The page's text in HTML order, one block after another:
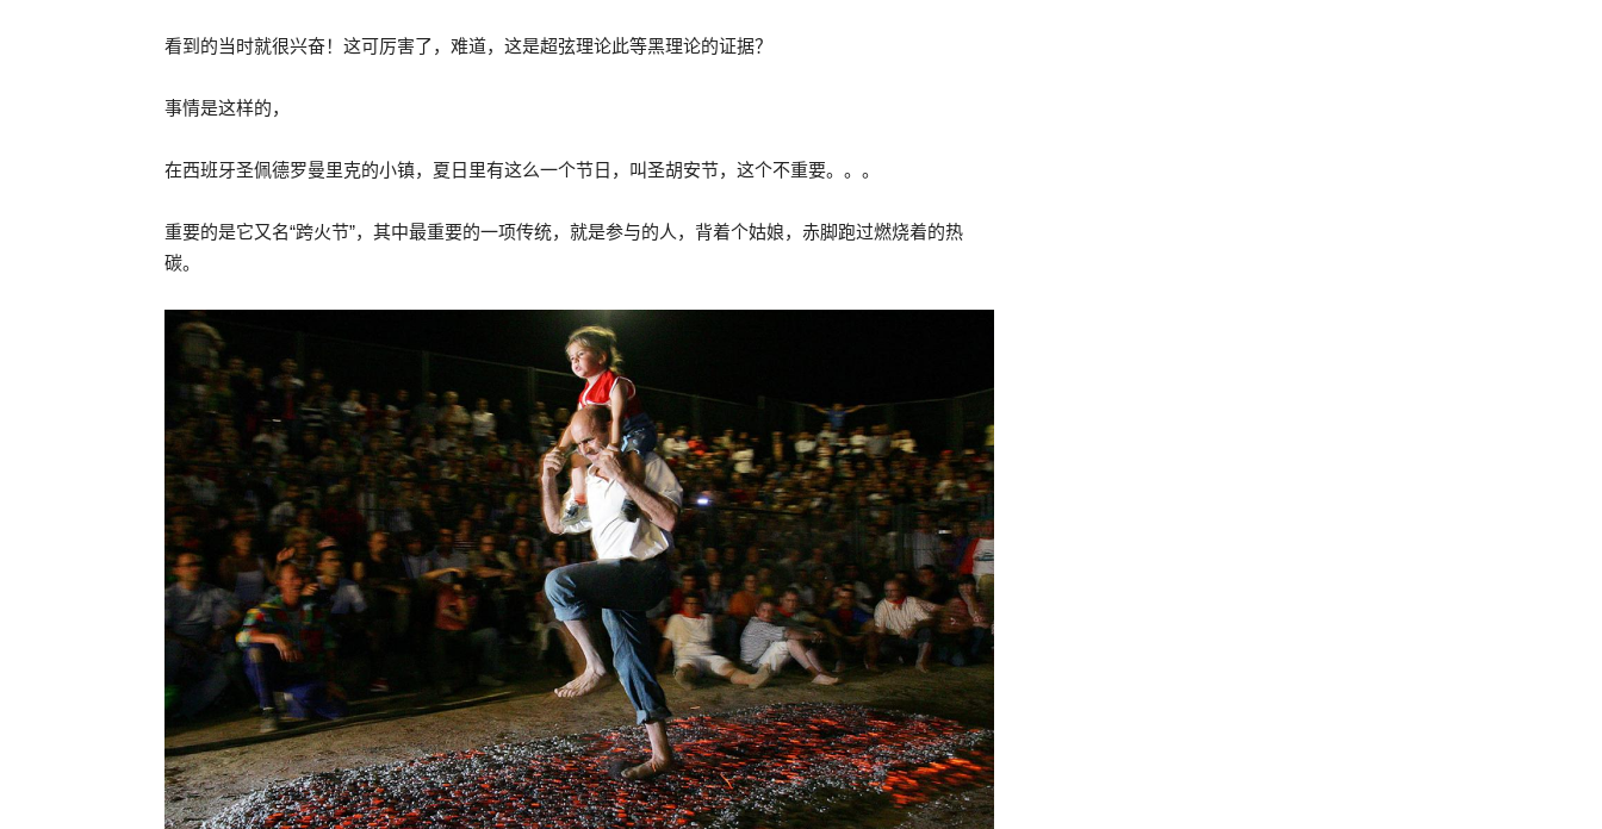
看到的当时就很兴奋！这可厉害了，难道，这是超弦理论此等黑理论的证据？
事情是这样的，
在西班牙圣佩德罗曼里克的小镇，夏日里有这么一个节日，叫圣胡安节，这个不重要。。。
重要的是它又名“跨火节”，其中最重要的一项传统，就是参与的人，背着个姑娘，赤脚跑过燃烧着的热
碳。